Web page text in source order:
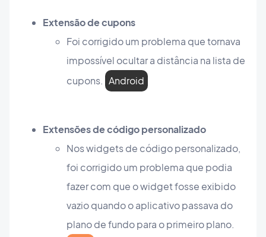
Extensão de cupons
Foi corrigido um problema que tornava
impossível ocultar a distância na lista de
cupons. Android
Extensões de código personalizado
Nos widgets de código personalizado,
foi corrigido um problema que podia
fazer com que o widget fosse exibido
vazio quando o aplicativo passava do
plano de fundo para o primeiro plano.